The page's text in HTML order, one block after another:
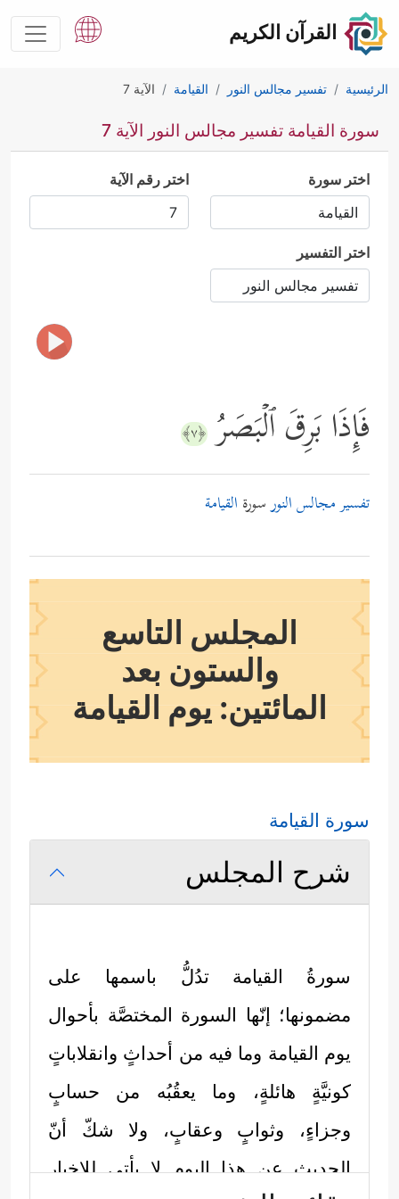
القرآن الكريم
الرئيسية تفسير مجالس النور القيامة الآية 7
سورة القيامة تفسير مجالس النور الآية 7
اختر سورة اختر رقم الآية
اختر التفسير
فَإِذَا بَرِقَ ٱلۡبَصَرُ ﴿٧﴾
تفسير مجالس النورسورة القيامة
المجلس التاسع
والستون بعد
المائتين: يوم القيامة
سورة القيامة
شرح المجلس
سورةُ القيامة تدُلُّ باسمها على
مضمونها؛ إنّها السورة المختصَّة بأحوال
يوم القيامة وما فيه من أحداثٍ وانقلاباتٍ
كونيَّةٍ هائلةٍ، وما يعقُبُه من حسابٍ
وجزاءٍ، وثوابٍ وعقابٍ، ولا شكّ أنّ
الحديث عن هذا اليوم لا يأتي للإخبار